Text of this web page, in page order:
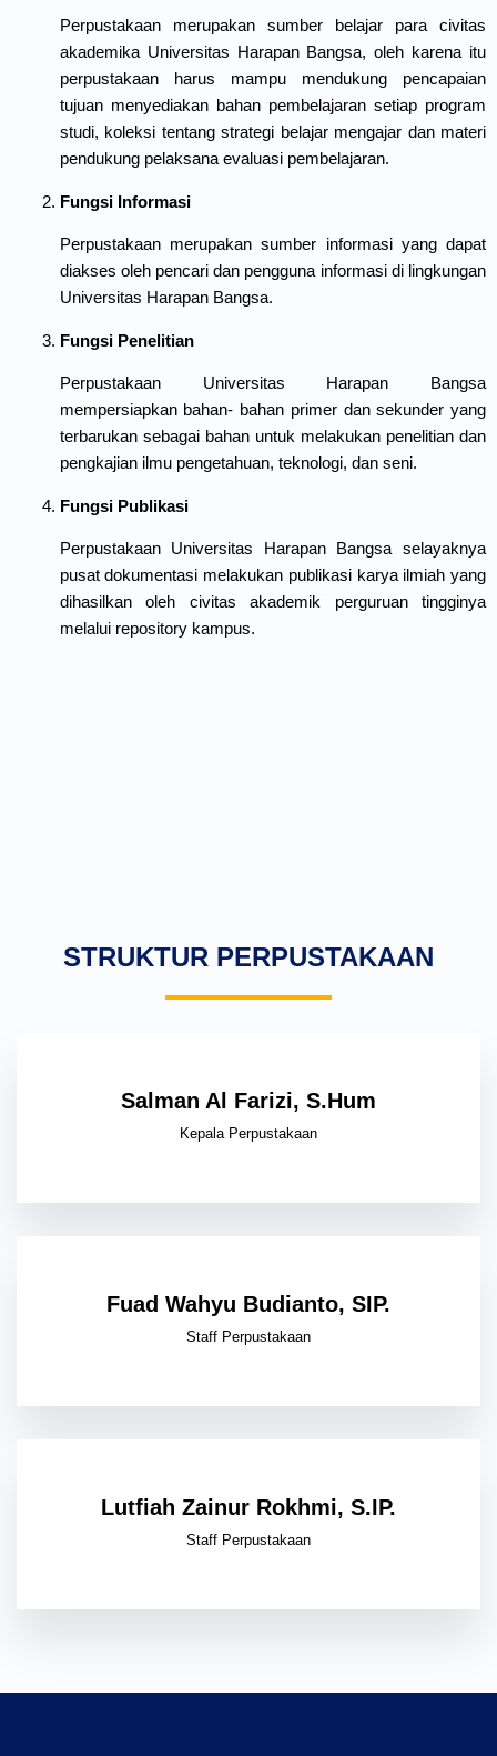
Perpustakaan merupakan sumber belajar para civitas
akademika Universitas Harapan Bangsa, oleh karena itu
perpustakaan harus mampu mendukung pencapaian
tujuan menyediakan bahan pembelajaran setiap program
studi, koleksi tentang strategi belajar mengajar dan materi
pendukung pelaksana evaluasi pembelajaran.
Fungsi Informasi
Perpustakaan merupakan sumber informasi yang dapat
diakses oleh pencari dan pengguna informasi di lingkungan
Universitas Harapan Bangsa.
Fungsi Penelitian
Perpustakaan Universitas Harapan Bangsa
mempersiapkan bahan- bahan primer dan sekunder yang
terbarukan sebagai bahan untuk melakukan penelitian dan
pengkajian ilmu pengetahuan, teknologi, dan seni.
Fungsi Publikasi
Perpustakaan Universitas Harapan Bangsa selayaknya
pusat dokumentasi melakukan publikasi karya ilmiah yang
dihasilkan oleh civitas akademik perguruan tingginya
melalui repository kampus.
STRUKTUR PERPUSTAKAAN
Salman Al Farizi, S.Hum
Kepala Perpustakaan
Fuad Wahyu Budianto, SIP.
Staff Perpustakaan
Lutfiah Zainur Rokhmi, S.IP.
Staff Perpustakaan